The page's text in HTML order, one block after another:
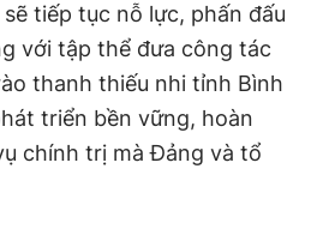
tiếp tục nỗ lực, phấn đấu
với tập thể đưa công tác
thanh thiếu nhi tỉnh Bình
triển bền vững, hoàn
chính trị mà Đảng và tổ